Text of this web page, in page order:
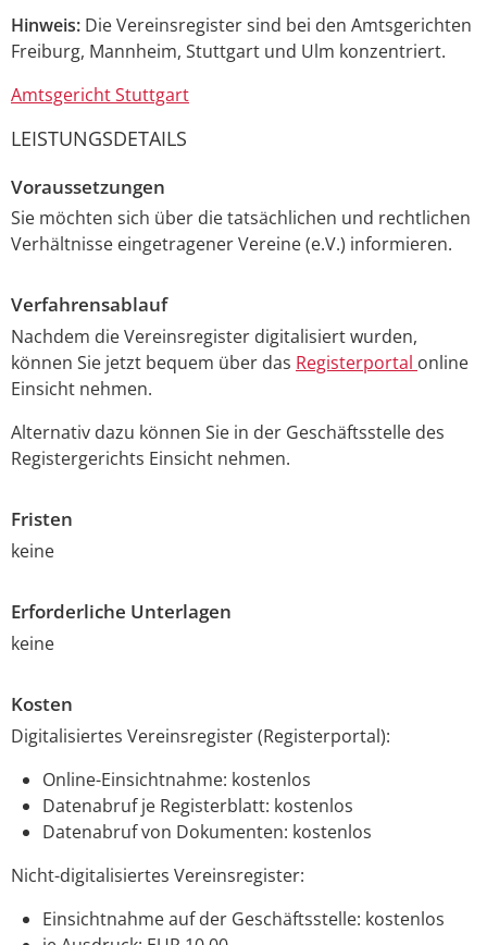
Hinweis: Die Vereinsregister sind bei den Amtsgerichten
Freiburg, Mannheim, Stuttgart und Ulm konzentriert.
Amtsgericht Stuttgart
LEISTUNGSDETAILS
Voraussetzungen
Sie möchten sich über die tatsächlichen und rechtlichen
Verhältnisse eingetragener Vereine (e.V.) informieren.
Verfahrensablauf
Nachdem die Vereinsregister digitalisiert wurden,
können Sie jetzt bequem über das Registerportal online
Einsicht nehmen.
Alternativ dazu können Sie in der Geschäftsstelle des
Registergerichts Einsicht nehmen.
Fristen
keine
Erforderliche Unterlagen
keine
Kosten
Digitalisiertes Vereinsregister (Registerportal):
Online-Einsichtnahme: kostenlos
Datenabruf je Registerblatt: kostenlos
Datenabruf von Dokumenten: kostenlos
Nicht-digitalisiertes Vereinsregister:
Einsichtnahme auf der Geschäftsstelle: kostenlos